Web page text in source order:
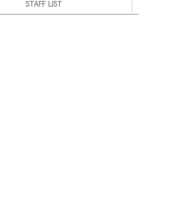
STAFF LIST